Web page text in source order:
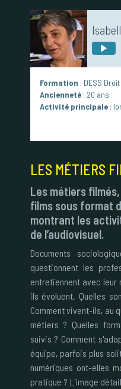
Formation : DESS
Ancienneté : 20 ans
Activité principale:
LES MÉTIERS
Les métiers
films sous format
montrant les
de l’audiovisuel.
Documents
questionnent les
entretiennent avec leur
ils évoluent. Quelles
Comment vivent-ils, au
métiers ? Quelles
suivis ? Comment
équipe, parfois plus
numériques ont-elles
pratique ? L'image